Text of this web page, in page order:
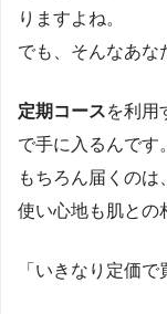
りますよね。
でも、そんなあな
定期コースを利用
で手に入るんです。
もちろん届くのは
使い心地も肌との
「いきなり定価